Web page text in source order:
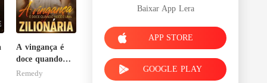
A vingança é
doce quando
você é uma
Remedy
Baixar App Lera
APP STORE
GOOGLE PLAY